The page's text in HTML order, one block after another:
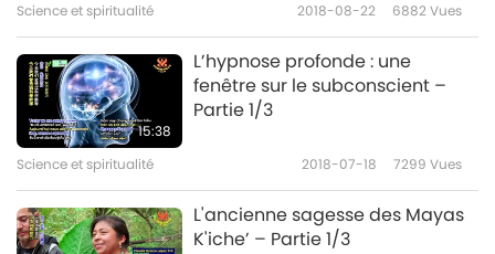
Science et spiritualité 2018-08-22 6882Vues
15:38
L’hypnose profonde : une
fenêtre sur le subconscient –
Partie 1/3
Science et spiritualité 2018-07-18 7299 Vues
L'ancienne sagesse des Mayas
K'iche’ – Partie 1/3